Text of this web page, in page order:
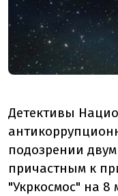
Детективы
подозрении
причастным к
"Укркосмос" на 8